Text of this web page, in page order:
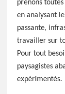
prenons
en analysant
passante,
travailler sur
Pour tout
paysagistes
expérimentés.